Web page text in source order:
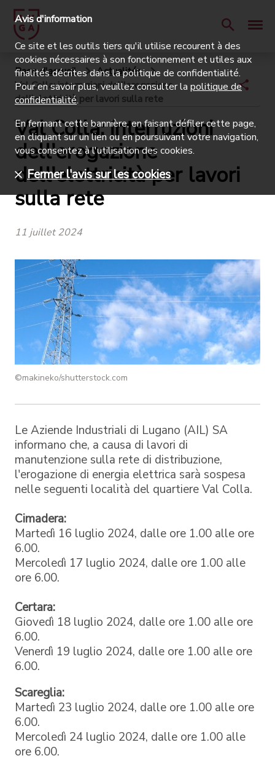
Page d'accueil
Actualités
Val Colla: interruzioni dell'erogazione
dell'elettricità per lavori sulla rete
Val Colla: interruzioni
dell'erogazione
dell'elettricità per lavori
sulla rete
11 juillet 2024
©makineko/shutterstock.com
Le Aziende Industriali di Lugano (AIL) SA
informano che, a causa di lavori di
manutenzione sulla rete di distribuzione,
l'erogazione di energia elettrica sarà sospesa
nelle seguenti località del quartiere Val Colla.
Cimadera:
Martedì 16 luglio 2024, dalle ore 1.00 alle ore
6.00.
Mercoledì 17 luglio 2024, dalle ore 1.00 alle
ore 6.00.
Certara:
Giovedì 18 luglio 2024, dalle ore 1.00 alle ore
6.00.
Venerdì 19 luglio 2024, dalle ore 1.00 alle ore
6.00.
Scareglia:
Martedì 23 luglio 2024, dalle ore 1.00 alle ore
6.00.
Mercoledì 24 luglio 2024, dalle ore 1.00 alle
ore 6.00.
Avis d'information
Ce site et les outils tiers qu'il utilise recourent à des
cookies nécessaires à son fonctionnement et utiles aux
finalités décrites dans la politique de confidentialité.
Pour en savoir plus, veuillez consulter la politique de
confidentialité.
En fermant cette bannière, en faisant défiler cette page,
en cliquant sur un lien ou en poursuivant votre navigation,
vous consentez à l'utilisation des cookies.
Fermer l'avis sur les cookies